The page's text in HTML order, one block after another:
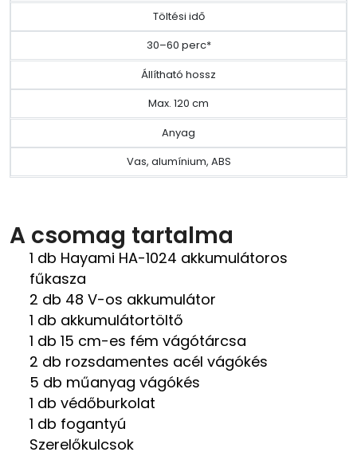
Töltési idő
30–60 perc*
Állítható hossz
Max. 120 cm
Anyag
Vas, alumínium, ABS
A csomag tartalma
1 db Hayami HA-1024 akkumulátoros
fűkasza
2 db 48 V-os akkumulátor
1 db akkumulátortöltő
1 db 15 cm-es fém vágótárcsa
2 db rozsdamentes acél vágókés
5 db műanyag vágókés
1 db védőburkolat
1 db fogantyú
Szerelőkulcsok